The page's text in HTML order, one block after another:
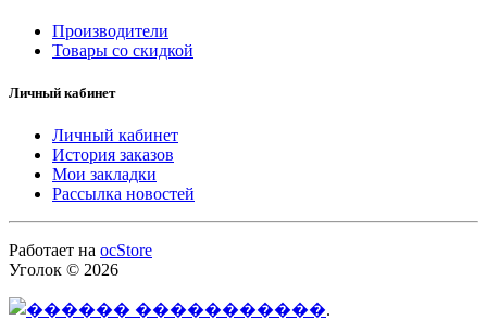
Производители
Товары со скидкой
Личный кабинет
Личный кабинет
История заказов
Мои закладки
Рассылка новостей
Работает на ocStore
Уголок © 2026
.